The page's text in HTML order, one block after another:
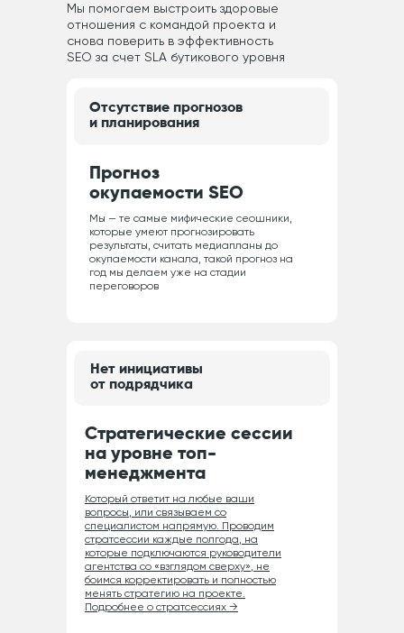
Прогноз
окупаемости SEO
Мы — те самые мифические сеошники,
которые умеют прогнозировать
результаты, считать медиапланы до
окупаемости канала, такой прогноз на
год мы делаем уже на стадии
переговоров
Отсутствие прогнозов
и планирования
Нет инициативы
от подрядчика
Который ответит на любые ваши
вопросы, или связываем со
специалистом напрямую. Проводим
стратсессии каждые полгода, на
которые подключаются руководители
агентства со «взглядом сверху», не
боимся корректировать и полностью
менять стратегию на проекте.
Подробнее о стратсессиях →
Стратегические сессии
на уровне топ-
менеджмента
Мы помогаем выстроить здоровые
отношения с командой проекта и
снова поверить в эффективность
SEO за счет SLA бутикового уровня